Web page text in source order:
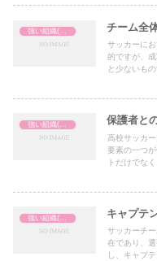
チーム全
サッカーに
的ですが、
と少ないも
保護者と
高校サッカ
要素の一つ
トだけでな
キャプテ
サッカーチ
在であり、
し、キャプ